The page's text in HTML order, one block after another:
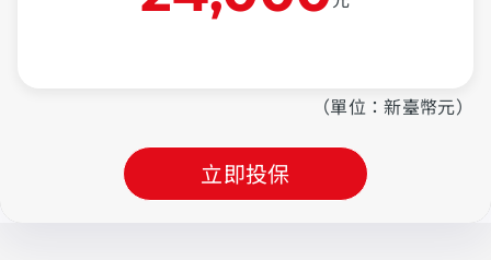
（單位：新臺幣元）
立即投保